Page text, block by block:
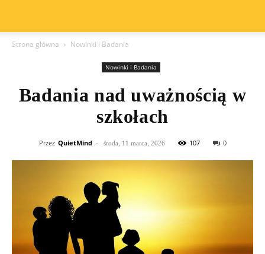
Strona główna Nowinki i Badania
Nowinki i Badania
Badania nad uważnością w
szkołach
Przez QuietMind - środa, 11 marca, 2026 107 0